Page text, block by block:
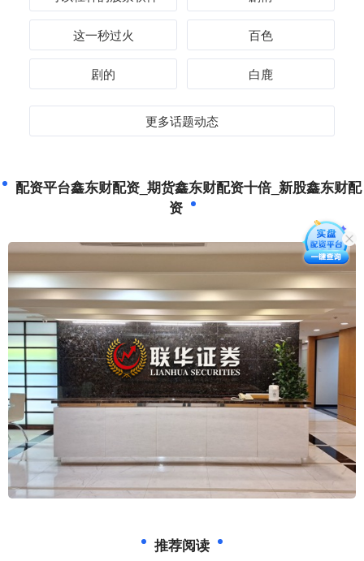
这一秒过火 百色
剧的 白鹿
更多话题动态
配资平台鑫东财配资_期货鑫东财配资十倍_新股鑫东财配
资
推荐阅读